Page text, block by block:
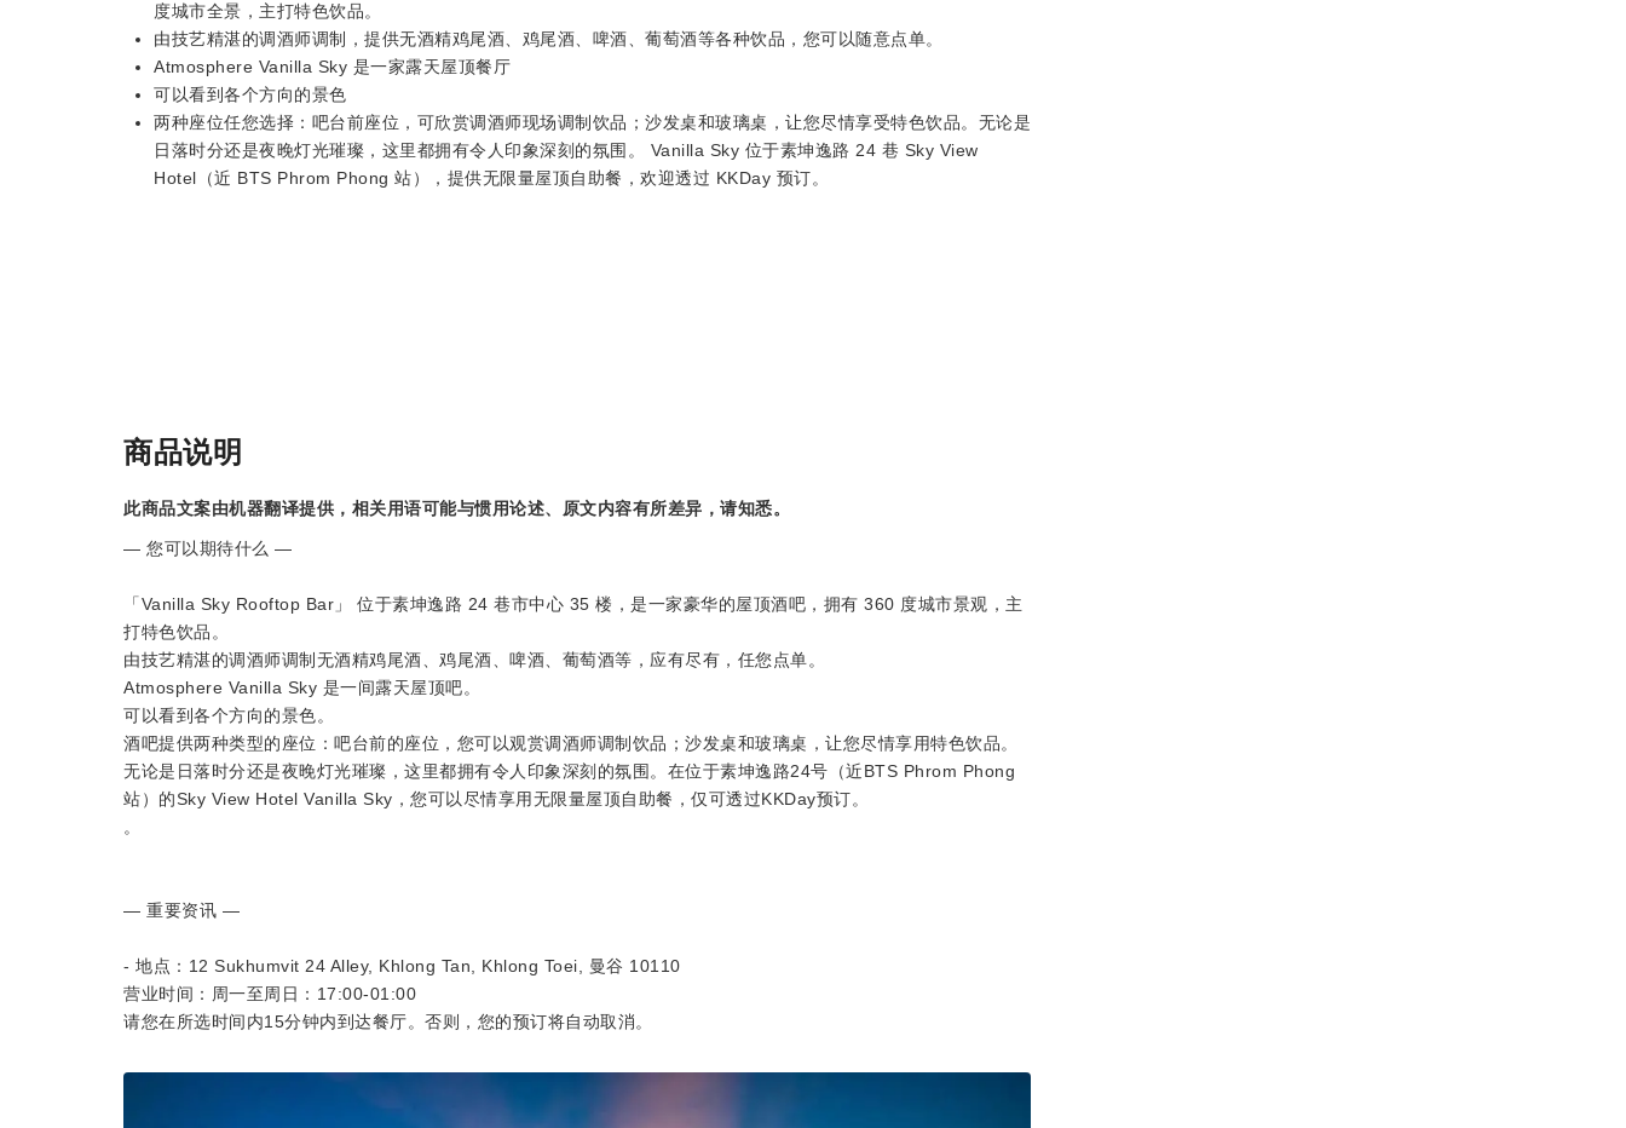
度城市全景，主打特色饮品。
由技艺精湛的调酒师调制，提供无酒精鸡尾酒、鸡尾酒、啤酒、葡萄酒等各种饮品，您可以随意点单。
Atmosphere Vanilla Sky 是一家露天屋顶餐厅
可以看到各个方向的景色
两种座位任您选择：吧台前座位，可欣赏调酒师现场调制饮品；沙发桌和玻璃桌，让您尽情享受特色饮品。无论是
日落时分还是夜晚灯光璀璨，这里都拥有令人印象深刻的氛围。 Vanilla Sky 位于素坤逸路 24 巷 Sky View
Hotel（近 BTS Phrom Phong 站），提供无限量屋顶自助餐，欢迎透过 KKDay 预订。
商品说明
此商品文案由机器翻译提供，相关用语可能与惯用论述、原文内容有所差异，请知悉。
— 您可以期待什么 —
「Vanilla Sky Rooftop Bar」 位于素坤逸路 24 巷市中心 35 楼，是一家豪华的屋顶酒吧，拥有 360 度城市景观，主
打特色饮品。
由技艺精湛的调酒师调制无酒精鸡尾酒、鸡尾酒、啤酒、葡萄酒等，应有尽有，任您点单。
Atmosphere Vanilla Sky 是一间露天屋顶吧。
可以看到各个方向的景色。
酒吧提供两种类型的座位：吧台前的座位，您可以观赏调酒师调制饮品；沙发桌和玻璃桌，让您尽情享用特色饮品。
无论是日落时分还是夜晚灯光璀璨，这里都拥有令人印象深刻的氛围。在位于素坤逸路24号（近BTS Phrom Phong
站）的Sky View Hotel Vanilla Sky，您可以尽情享用无限量屋顶自助餐，仅可透过KKDay预订。
。
— 重要资讯 —
- 地点：12 Sukhumvit 24 Alley, Khlong Tan, Khlong Toei, 曼谷 10110
营业时间：周一至周日：17:00-01:00
请您在所选时间内15分钟内到达餐厅。否则，您的预订将自动取消。